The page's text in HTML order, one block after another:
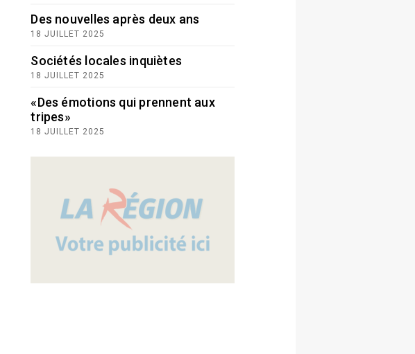
Des nouvelles après deux ans
18 JUILLET 2025
Sociétés locales inquiètes
18 JUILLET 2025
«Des émotions qui prennent aux
tripes»
18 JUILLET 2025